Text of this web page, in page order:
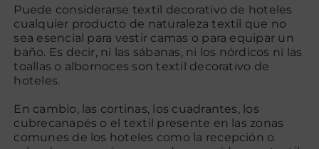
Productos
Estancias
Proyectos
Puede considerarse textil decorativo de hoteles
cualquier producto de naturaleza textil que no
sea esencial para vestir camas o para equipar un
baño. Es decir, ni las sábanas, ni los nórdicos ni las
toallas o albornoces son textil decorativo de
hoteles.
En cambio, las cortinas, los cuadrantes, los
cubrecanapés o el textil presente en las zonas
comunes de los hoteles como la recepción o